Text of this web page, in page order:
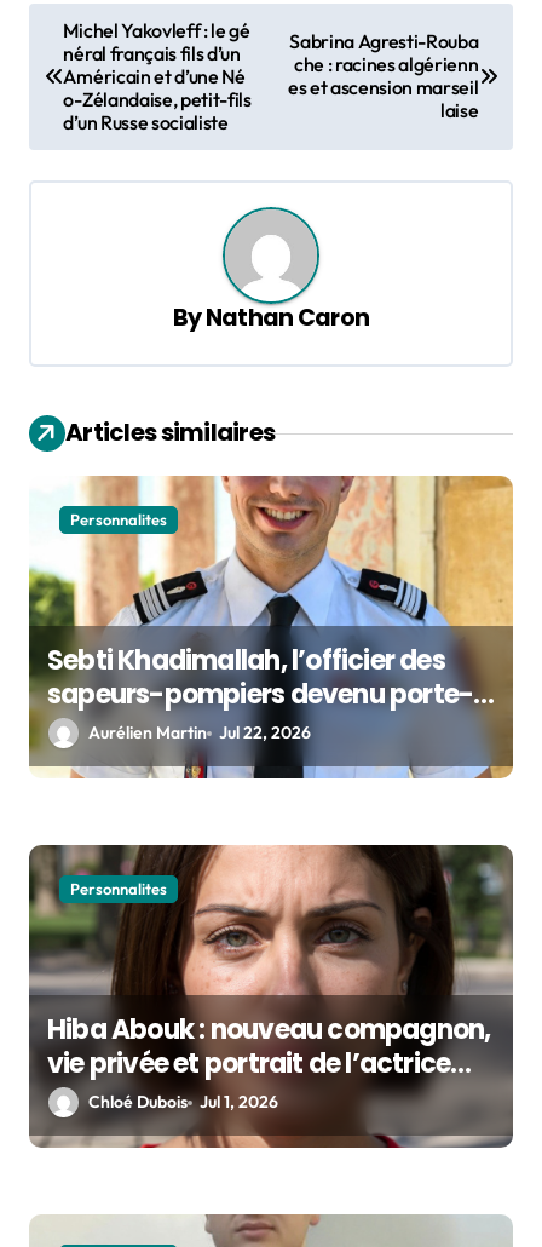
t
n
a
t
i
Michel Yakovleff : le gé
néral français fils d’un
Américain et d’une Né
o-Zélandaise, petit-fils
d’un Russe socialiste
Sabrina Agresti-Rouba
che : racines algérienn
es et ascension marseil
laise
ByNathan Caron
Articles similaires
Personnalites
Sebti Khadimallah, l’officier des
sapeurs-pompiers devenu porte-
voix de la sécurité civile française
Aurélien Martin Jul 22, 2026
Personnalites
Hiba Abouk : nouveau compagnon,
vie privée et portrait de l’actrice
espagnole qui reconstruit sa vie
après Hakimi
Chloé Dubois Jul 1, 2026